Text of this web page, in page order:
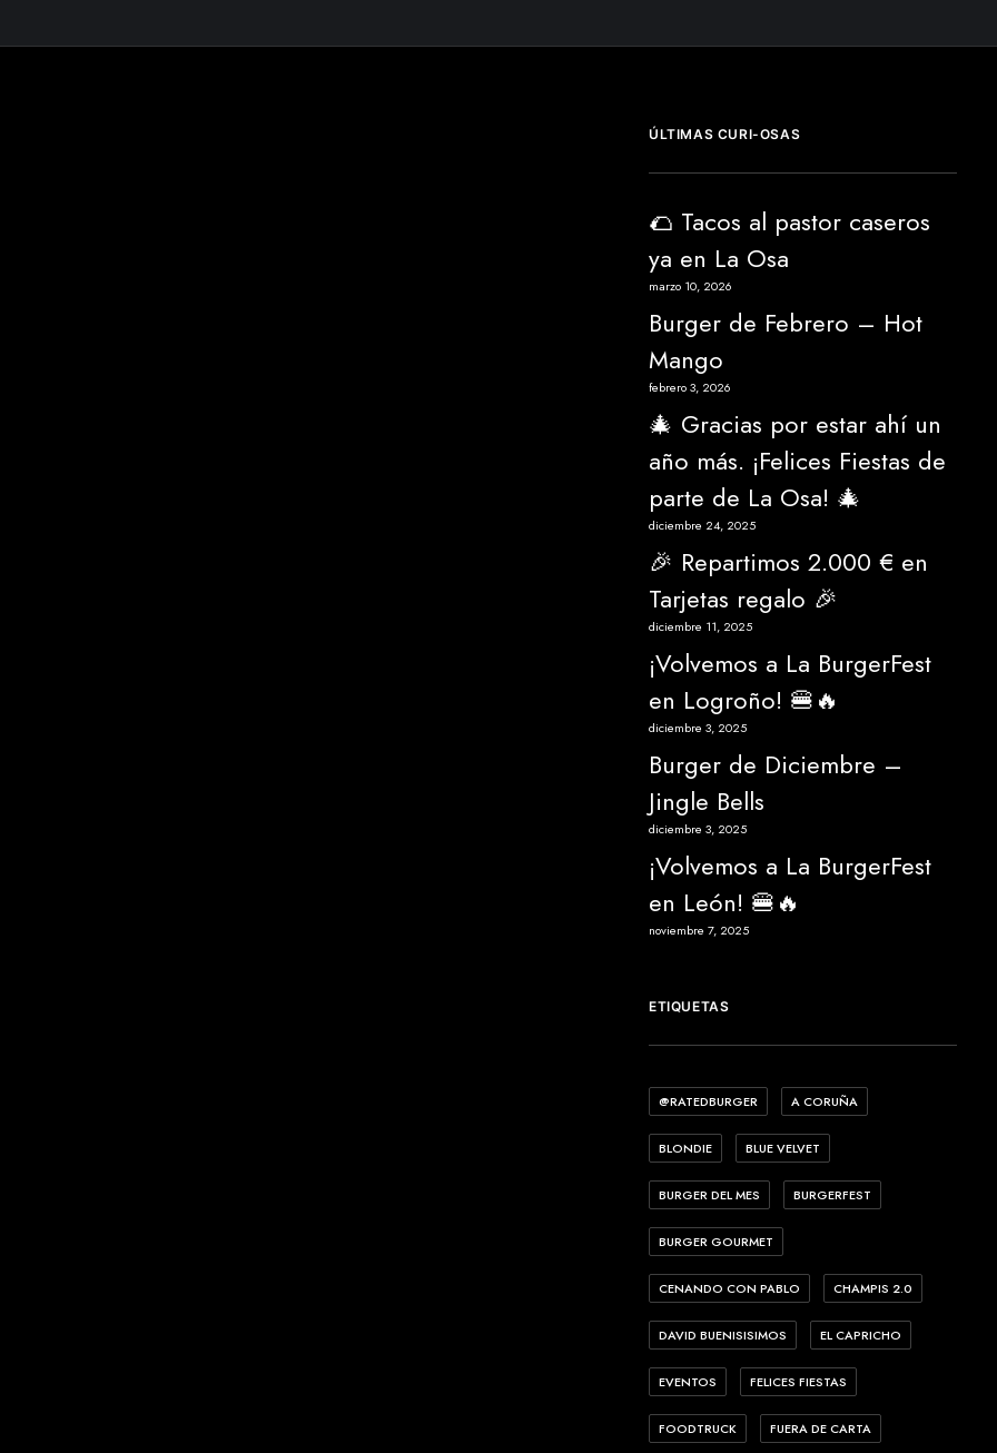
ÚLTIMAS CURI-OSAS
🌮 Tacos al pastor caseros
ya en La Osa
marzo 10, 2026
Burger de Febrero – Hot
Mango
febrero 3, 2026
🎄 Gracias por estar ahí un
año más. ¡Felices Fiestas de
parte de La Osa! 🎄
diciembre 24, 2025
🎉 Repartimos 2.000 € en
Tarjetas regalo 🎉
diciembre 11, 2025
¡Volvemos a La BurgerFest
en Logroño! 🍔🔥
diciembre 3, 2025
Burger de Diciembre –
Jingle Bells
diciembre 3, 2025
¡Volvemos a La BurgerFest
en León! 🍔🔥
noviembre 7, 2025
ETIQUETAS
@RATEDBURGER A CORUÑA
BLONDIE BLUE VELVET
BURGER DEL MES BURGERFEST
BURGER GOURMET
CENANDO CON PABLO CHAMPIS 2.0
DAVID BUENISISIMOS EL CAPRICHO
EVENTOS FELICES FIESTAS
FOODTRUCK FUERA DE CARTA